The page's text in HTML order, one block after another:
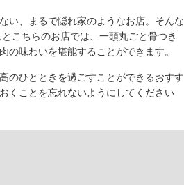
い、まるで隠れ家のようなお店。そんな
こちらのお店では、一頭丸ごと骨つき
の味わいを堪能することができます。
のひとときを過ごすことができるおすす
くことを忘れないようにしてください